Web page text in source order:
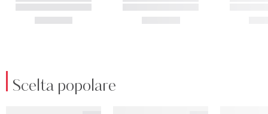
Scelta popolare